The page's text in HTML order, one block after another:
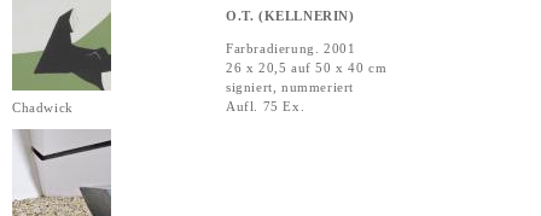
Chadwick
O.T. (KELLNERIN)
Farbradierung. 2001
26 x 20,5 auf 50 x 40 cm
signiert, nummeriert
Aufl. 75 Ex.